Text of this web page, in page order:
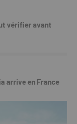
vérifier avant
arrive en France